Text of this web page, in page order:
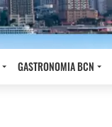
GASTRONOMIA BCN